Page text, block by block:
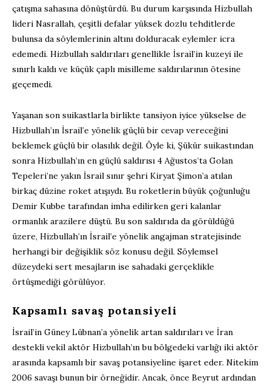
çatışma sahasına dönüştürdü. Bu durum karşısında Hizbullah
lideri Nasrallah, çeşitli defalar yüksek dozlu tehditlerde
bulunsa da söylemlerinin altını dolduracak eylemler icra
edemedi. Hizbullah saldırıları genellikle İsrail’in kuzeyi ile
sınırlı kaldı ve küçük çaplı misilleme saldırılarının ötesine
geçemedi.
Yaşanan son suikastlarla birlikte tansiyon iyice yükselse de
Hizbullah’ın İsrail’e yönelik güçlü bir cevap vereceğini
beklemek güçlü bir olasılık değil. Öyle ki, Şükür suikastından
sonra Hizbullah’ın en güçlü saldırısı 4 Ağustos’ta Golan
Tepeleri’ne yakın İsrail sınır şehri Kiryat Şimon’a atılan
birkaç düzine roket atışıydı. Bu roketlerin büyük çoğunluğu
Demir Kubbe tarafından imha edilirken geri kalanlar
ormanlık arazilere düştü. Bu son saldırıda da görüldüğü
üzere, Hizbullah’ın İsrail’e yönelik angajman stratejisinde
herhangi bir değişiklik söz konusu değil. Söylemsel
düzeydeki sert mesajların ise sahadaki gerçeklikle
örtüşmediği görülüyor.
Kapsamlı savaş potansiyeli
İsrail’in Güney Lübnan’a yönelik artan saldırıları ve İran
destekli vekil aktör Hizbullah’ın bu bölgedeki varlığı iki aktör
arasında kapsamlı bir savaş potansiyeline işaret eder. Nitekim
2006 savaşı bunun bir örneğidir. Ancak, önce Beyrut ardından